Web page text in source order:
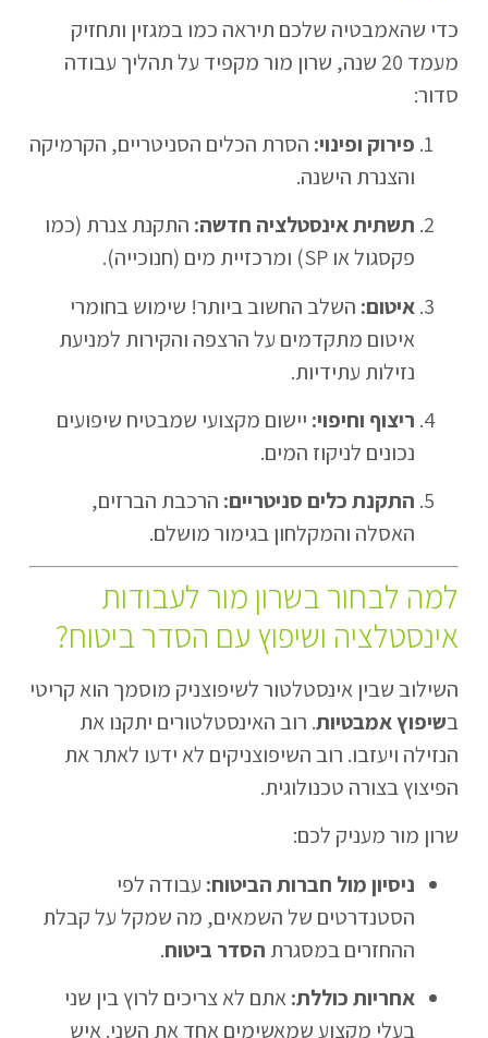
כדי שהאמבטיה שלכם תיראה כמו במגזין ותחזיק
מעמד 20 שנה, שרון מור מקפיד על תהליך עבודה
סדור:
פירוק ופינוי: הסרת הכלים הסניטריים, הקרמיקה
והצנרת הישנה.
תשתית אינסטלציה חדשה: התקנת צנרת (כמו
פקסגול או SP) ומרכזיית מים (חנוכייה).
איטום: השלב החשוב ביותר! שימוש בחומרי
איטום מתקדמים על הרצפה והקירות למניעת
נזילות עתידיות.
ריצוף וחיפוי: יישום מקצועי שמבטיח שיפועים
נכונים לניקוז המים.
התקנת כלים סניטריים: הרכבת הברזים,
האסלה והמקלחון בגימור מושלם.
למה לבחור בשרון מור לעבודות
אינסטלציה ושיפוץ עם הסדר ביטוח?
השילוב שבין אינסטלטור לשיפוצניק מוסמך הוא קריטי
בשיפוץ אמבטיות. רוב האינסטלטורים יתקנו את
הנזילה ויעזבו. רוב השיפוצניקים לא ידעו לאתר את
הפיצוץ בצורה טכנולוגית.
שרון מור מעניק לכם:
ניסיון מול חברות הביטוח: עבודה לפי
הסטנדרטים של השמאים, מה שמקל על קבלת
ההחזרים במסגרת הסדר ביטוח.
אחריות כוללת:אתם לא צריכים לרוץ בין שני
בעלי מקצוע שמאשימים אחד את השני. איש